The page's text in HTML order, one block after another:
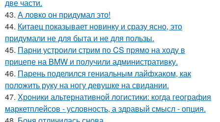
две части.
43. А ловко он придумал это!
44. Китаец показывает новинку и сразу ясно, это
придумали не для быта и не для пользы.
45. Парни устроили стрим по CS прямо на ходу в
прицепе на BMW и получили административку.
46. Парень поделился гениальным лайфхаком, как
положить руку на ногу девушке на свидании.
47. Хроники альтернативной логистики: когда география
маркетплейсов - условность, а здравый смысл - опция.